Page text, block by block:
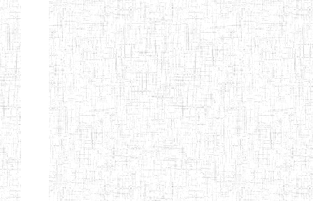
KUMBA
GTTTC
KUMBA
13/08/2013 ENIET Public
GTTC AKWA-
BAKASSI
27/08/2013 ENIEG Public
GTTC
MUNDEMBA
01/08/1997 ENIEG Public